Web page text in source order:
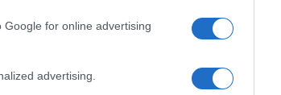
for online advertising
advertising.